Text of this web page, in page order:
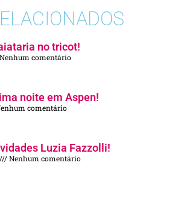
no tricot!
Nenhum comentário
noite em Aspen!
comentário
Luzia Fazzolli!
Nenhum comentário